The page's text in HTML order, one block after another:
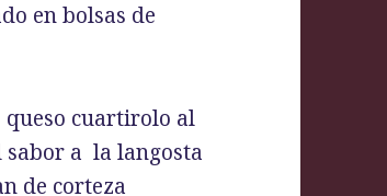
en bolsas de
queso cuartirolo al
sabor a la langosta
de corteza